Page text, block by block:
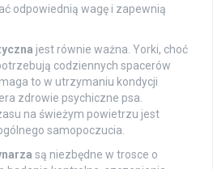
odpowiednią wagę i zapewnią
jest równie ważna. Yorki, choć
codziennych spacerów
to w utrzymaniu kondycji
zdrowie psychiczne psa.
na świeżym powietrzu jest
samopoczucia.
są niezbędne w trosce o